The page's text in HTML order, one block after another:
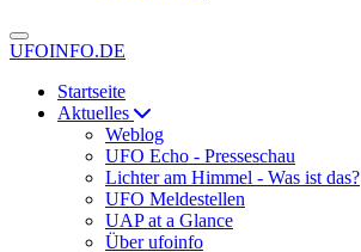
UFOINFO.DE
Startseite
Aktuelles
Weblog
UFO Echo - Presseschau
Lichter am Himmel - Was ist das?
UFO Meldestellen
UAP at a Glance
Über ufoinfo